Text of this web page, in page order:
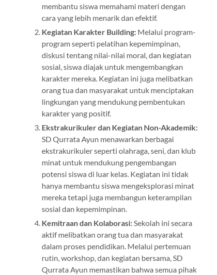
membantu siswa memahami materi dengan
cara yang lebih menarik dan efektif.
Kegiatan Karakter Building:Melalui program-
program seperti pelatihan kepemimpinan,
diskusi tentang nilai-nilai moral, dan kegiatan
sosial, siswa diajak untuk mengembangkan
karakter mereka. Kegiatan ini juga melibatkan
orang tua dan masyarakat untuk menciptakan
lingkungan yang mendukung pembentukan
karakter yang positif.
Ekstrakurikuler dan Kegiatan Non-Akademik:
SD Qurrata Ayun menawarkan berbagai
ekstrakurikuler seperti olahraga, seni, dan klub
minat untuk mendukung pengembangan
potensi siswa di luar kelas. Kegiatan ini tidak
hanya membantu siswa mengeksplorasi minat
mereka tetapi juga membangun keterampilan
sosial dan kepemimpinan.
Kemitraan dan Kolaborasi:Sekolah ini secara
aktif melibatkan orang tua dan masyarakat
dalam proses pendidikan. Melalui pertemuan
rutin, workshop, dan kegiatan bersama, SD
Qurrata Ayun memastikan bahwa semua pihak